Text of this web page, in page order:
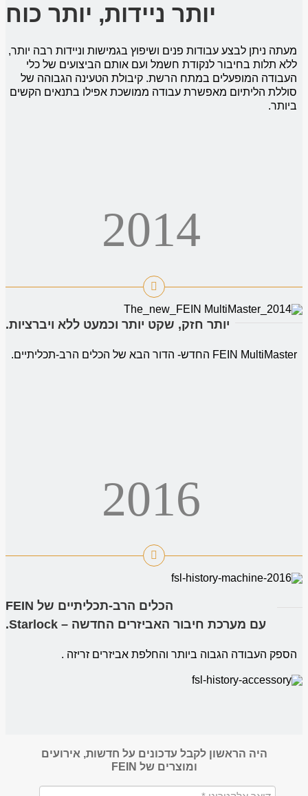
יותר ניידות, יותר כוח
מעתה ניתן לבצע עבודות פנים ושיפוץ בגמישות וניידות רבה יותר,
ללא תלות בחיבור לנקודת חשמל ועם אותם הביצועים של כלי
העבודה המופעלים במתח הרשת. קיבולת הטעינה הגבוהה של
סוללת הליתיום מאפשרת עבודה ממושכת אפילו בתנאים הקשים
ביותר.
2014
יותר חזק, שקט יותר וכמעט ללא ויברציות.
FEIN MultiMaster החדש- הדור הבא של הכלים הרב-תכליתיים.
2016
הכלים הרב-תכליתיים של FEIN
עם מערכת חיבור האביזרים החדשה – Starlock.
הספק העבודה הגבוה ביותר והחלפת אביזרים זריזה .
היה הראשון לקבל עדכונים על חדשות, אירועים
ומוצרים של FEIN